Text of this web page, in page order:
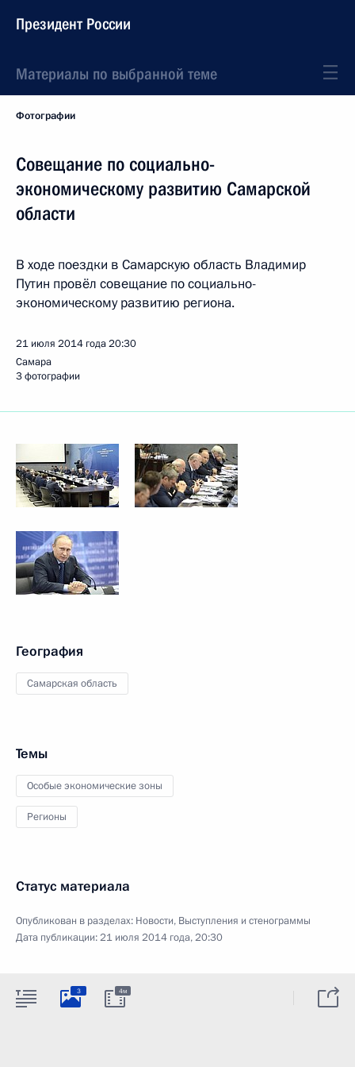
Президент России
Материалы по выбранной теме
Фотографии
Совещание по социально-
экономическому развитию Самарской
области
В ходе поездки в Самарскую область Владимир
Путин провёл совещание по социально-
экономическому развитию региона.
21 июля 2014 года20:30
Самара
3 фотографии
География
Самарская область
Темы
Особые экономические зоны
Регионы
Статус материала
Опубликован в разделах: Новости, Выступления и стенограммы
Дата публикации:21 июля 2014 года, 20:30
3 4м